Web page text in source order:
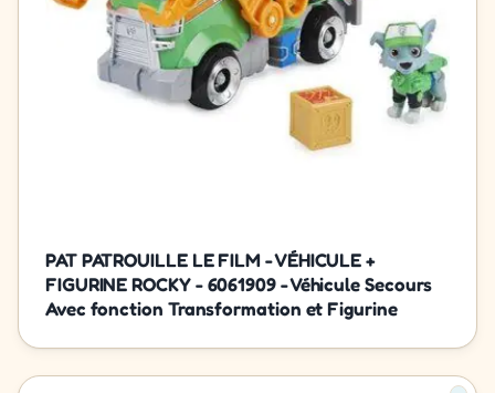
PAT PATROUILLE LE FILM - VÉHICULE +
FIGURINE ROCKY - 6061909 - Véhicule Secours
Avec fonction Transformation et Figurine